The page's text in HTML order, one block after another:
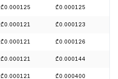
₾0.000125 ₾0.000125
₾0.000121 ₾0.000123
₾0.000121 ₾0.000126
₾0.000121 ₾0.000144
₾0.000121 ₾0.000400